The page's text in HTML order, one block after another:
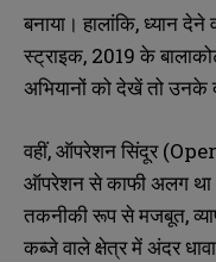
बनाया। हालांकि, ध्यान
स्ट्राइक, 2019 के
अभियानों को देखें तो उनके
वहीं, ऑपरेशन सिंदूर
ऑपरेशन से काफी अलग
तकनीकी रूप से मजबूत,
कब्जे वाले क्षेत्र में अंदर